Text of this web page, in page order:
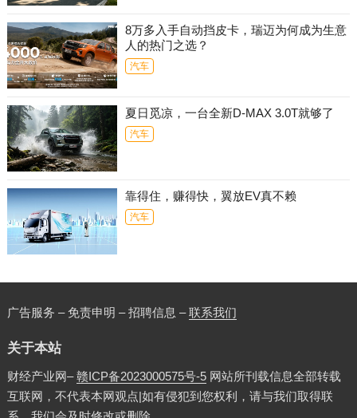
8万多入手自动挡皮卡，瑞迈为何成为生意
人的热门之选？
汽车
夏日觅凉，一台全新D-MAX 3.0T就够了
汽车
靠得住，赚得快，翼放EV真不赖
汽车
广告服务 – 免责申明 – 招聘信息 –联系我们
关于本站
财经产业网–赣ICP备2023000575号-5网站所刊载信息全部转载
互联网，不代表本网观点|如有侵犯到您权利，请与我们取得联